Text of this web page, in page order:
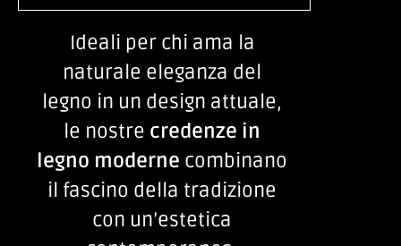
Ideali per chi ama la
naturale eleganza del
legno in un design attuale,
le nostre credenze in
legno moderne combinano
il fascino della tradizione
con un’estetica